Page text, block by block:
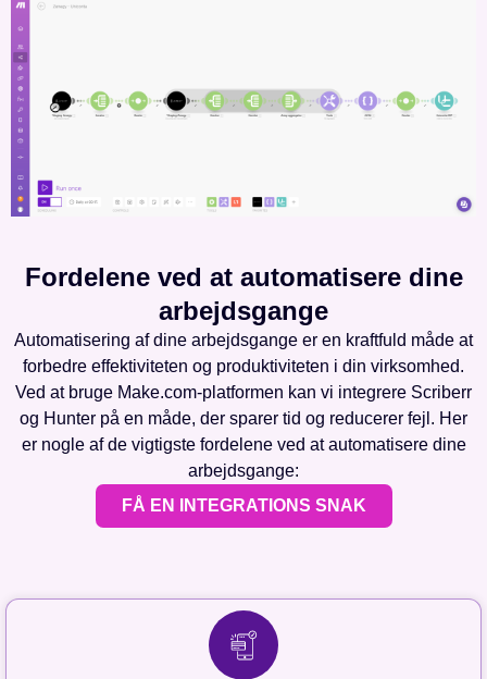
Fordelene ved at automatisere dine
arbejdsgange
Automatisering af dine arbejdsgange er en kraftfuld måde at
forbedre effektiviteten og produktiviteten i din virksomhed.
Ved at bruge Make.com-platformen kan vi integrere Scriberr
og Hunter på en måde, der sparer tid og reducerer fejl. Her
er nogle af de vigtigste fordelene ved at automatisere dine
arbejdsgange:
FÅ EN INTEGRATIONS SNAK